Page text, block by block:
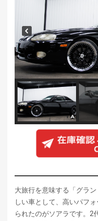
大旅行を意味する「グラ
しい車として、高いパフ
られたのがソアラです。2